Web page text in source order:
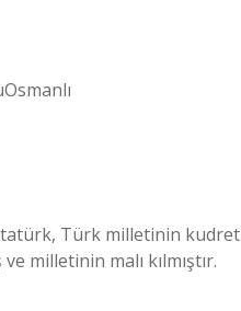
Türk milletinin kudret
milletinin malı kılmıştır.